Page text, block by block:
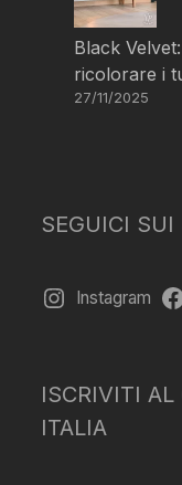
Black
ricolorare i
27/11/2025
SEGUICI SUI
Instagram
ISCRIVITI
ITALIA